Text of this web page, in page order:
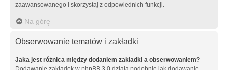
zaawansowanego i skorzystaj z odpowiednich funkcji.
Na górę
Obserwowanie tematów i zakładki
Jaka jest różnica między dodaniem zakładki a obserwowaniem?